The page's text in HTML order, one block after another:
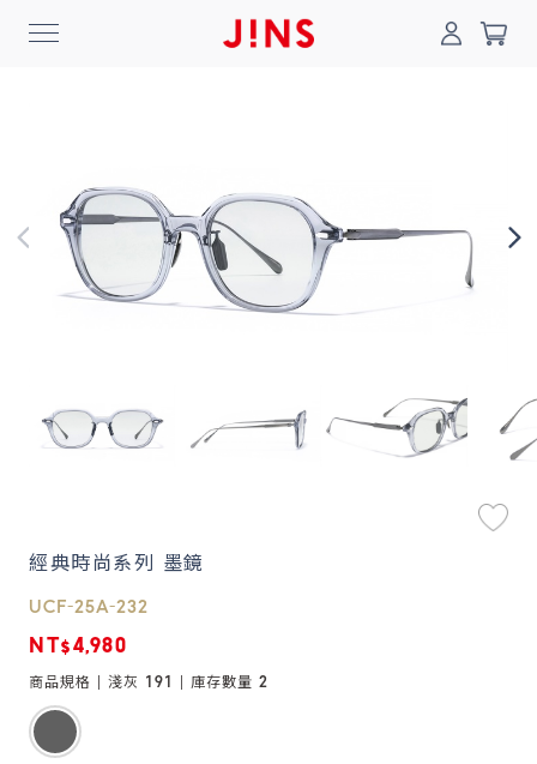
登入/註冊 門市一覽
最新消息
Collection
鏡片說明
Lens
常見問題
FAQ
0
經典時尚系列 墨鏡
UCF-25A-232
NT$4,980
商品規格 | 淺灰 191 | 庫存數量 2